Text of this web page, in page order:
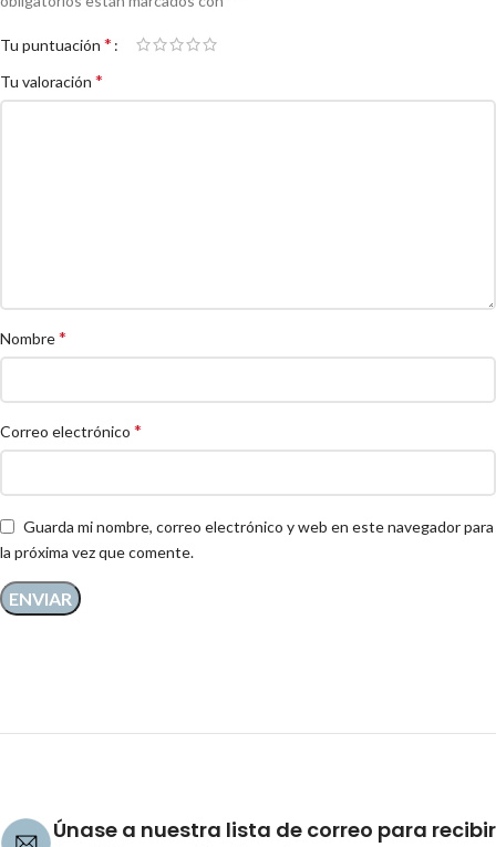
Tu puntuación *
Tu valoración *
Nombre*
Correo electrónico *
Guarda mi nombre, correo electrónico y web en este navegador para
la próxima vez que comente.
Únase a nuestra lista de correo para recibir